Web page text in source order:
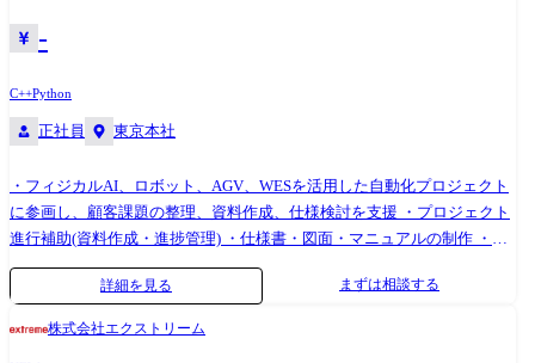
-
C++Python
正社員 東京本社
・フィジカルAI、ロボット、AGV、WESを活用した自動化プロジェクト
に参画し、顧客課題の整理、資料作成、仕様検討を支援 ・プロジェクト
進行補助(資料作成・進捗管理) ・仕様書・図面・マニュアルの制作 ・社
内エンジニアとの連携 ・PMO業務
詳細を見る まずは相談する
株式会社エクストリーム